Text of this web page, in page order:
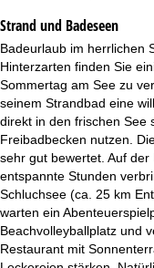
Strand und Badeseen
Badeurlaub im herrlichen
Hinterzarten finden Sie
Sommertag am See zu
seinem Strandbad eine
direkt in den frischen See
Freibadbecken nutzen.
sehr gut bewertet. Auf
entspannte Stunden
Schluchsee (ca. 25 km
warten ein
Beachvolleyballplatz und
Restaurant mit